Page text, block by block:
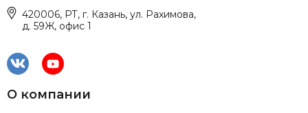
420006, РТ, г. Казань, ул. Рахимова,
д. 59Ж, офис 1
О компании